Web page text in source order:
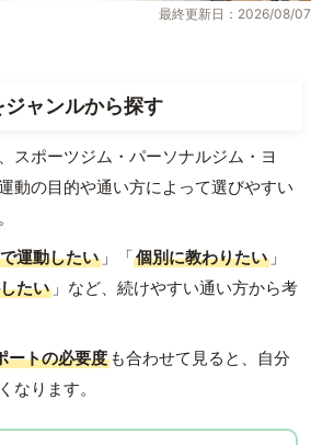
最終更新日：2026/08/07
ャンルから探す
スポーツジム・パーソナルジム・ヨ
動の目的や通い方によって選びやすい
運動したい 」「個別に教わりたい 」
たい 」など、続けやすい通い方から考
ートの必要度 も合わせて見ると、自分
なります。